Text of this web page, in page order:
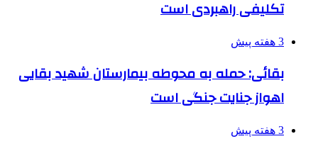
تکلیفی راهبردی است
3 هفته پیش
بقائی: حمله به محوطه بیمارستان شهید بقایی
اهواز جنایت جنگی است
3 هفته پیش